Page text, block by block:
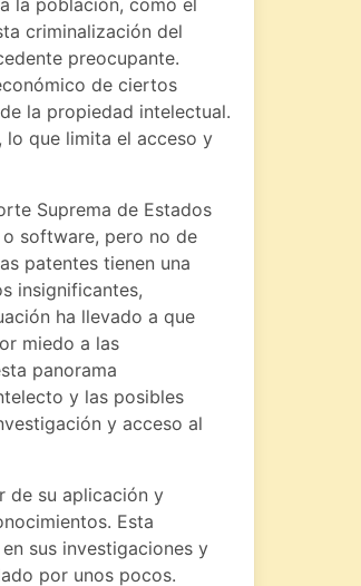
la población, como el
criminalización del
preocupante.
de ciertos
la propiedad intelectual.
lo que limita el acceso y
Suprema de Estados
software, pero no de
patentes tienen una
insignificantes,
ha llevado a que
miedo a las
panorama
y las posibles
y acceso al
de su aplicación y
Esta
sus investigaciones y
por unos pocos.